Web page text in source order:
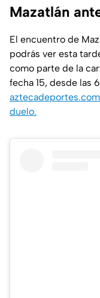
Mazatlán
El encuentro de
podrás ver esta
como parte de la
fecha 15, desde las
duelo.